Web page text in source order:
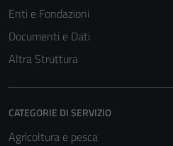
Enti e Fondazioni
Documenti e Dati
Altra Struttura
CATEGORIE DI SERVIZIO
Agricoltura e pesca